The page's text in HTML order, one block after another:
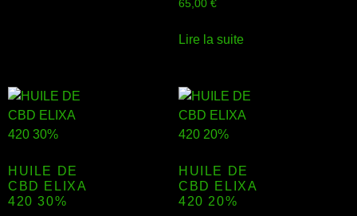
65,00 €
Lire la suite
HUILE DE
CBD ELIXA
420 30%
HUILE DE
CBD ELIXA
420 20%